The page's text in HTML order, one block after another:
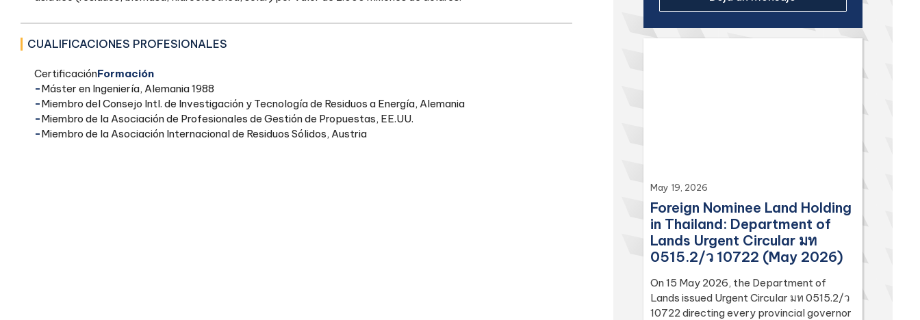
CUALIFICACIONES PROFESIONALES
‍CertificaciónFormación
‍-Máster en Ingeniería, Alemania 1988
‍-Miembro del Consejo Intl. de Investigación y Tecnología de Residuos a Energía, Alemania
‍-Miembro de la Asociación de Profesionales de Gestión de Propuestas, EE.UU.
‍-Miembro de la Asociación Internacional de Residuos Sólidos, Austria
May 19, 2026
Foreign Nominee Land Holding
in Thailand: Department of
Lands Urgent Circular มท
0515.2/ว 10722 (May 2026)
On 15 May 2026, the Department of
Lands issued Urgent Circular มท 0515.2/ว
10722 directing every provincial governor